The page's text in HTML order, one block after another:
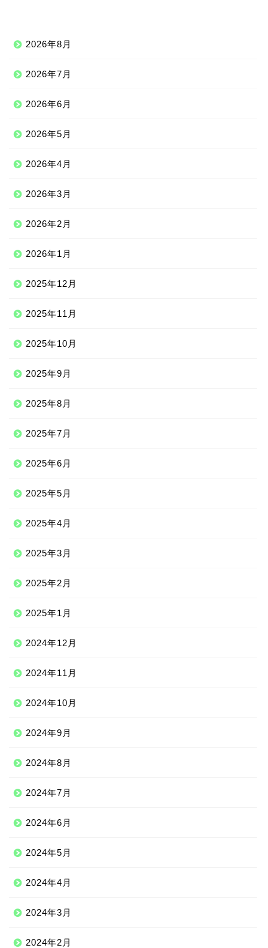
2026年8月
2026年7月
2026年6月
2026年5月
2026年4月
2026年3月
2026年2月
2026年1月
2025年12月
2025年11月
2025年10月
2025年9月
2025年8月
2025年7月
2025年6月
2025年5月
2025年4月
2025年3月
2025年2月
2025年1月
2024年12月
2024年11月
2024年10月
2024年9月
2024年8月
2024年7月
2024年6月
2024年5月
2024年4月
2024年3月
2024年2月